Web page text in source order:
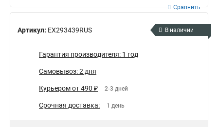
Артикул: EX293439RUS
Сравнить
В наличии
Гарантия производителя: 1 год
Самовывоз: 2 дня
Курьером от 490 ₽ 2-3 дней
Срочная доставка: 1 день